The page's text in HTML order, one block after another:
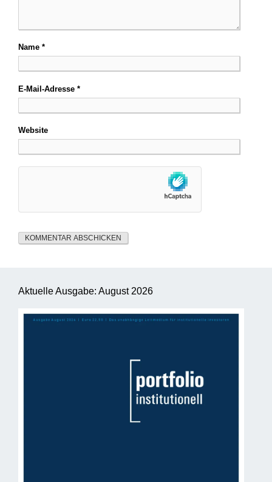
Name *
E-Mail-Adresse *
Website
Aktuelle Ausgabe: August 2026